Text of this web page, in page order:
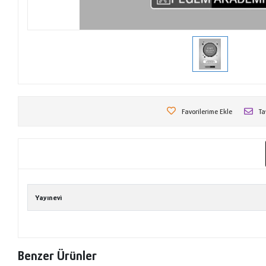
Favorilerime Ekle
Yayınevi
Benzer Ürünler